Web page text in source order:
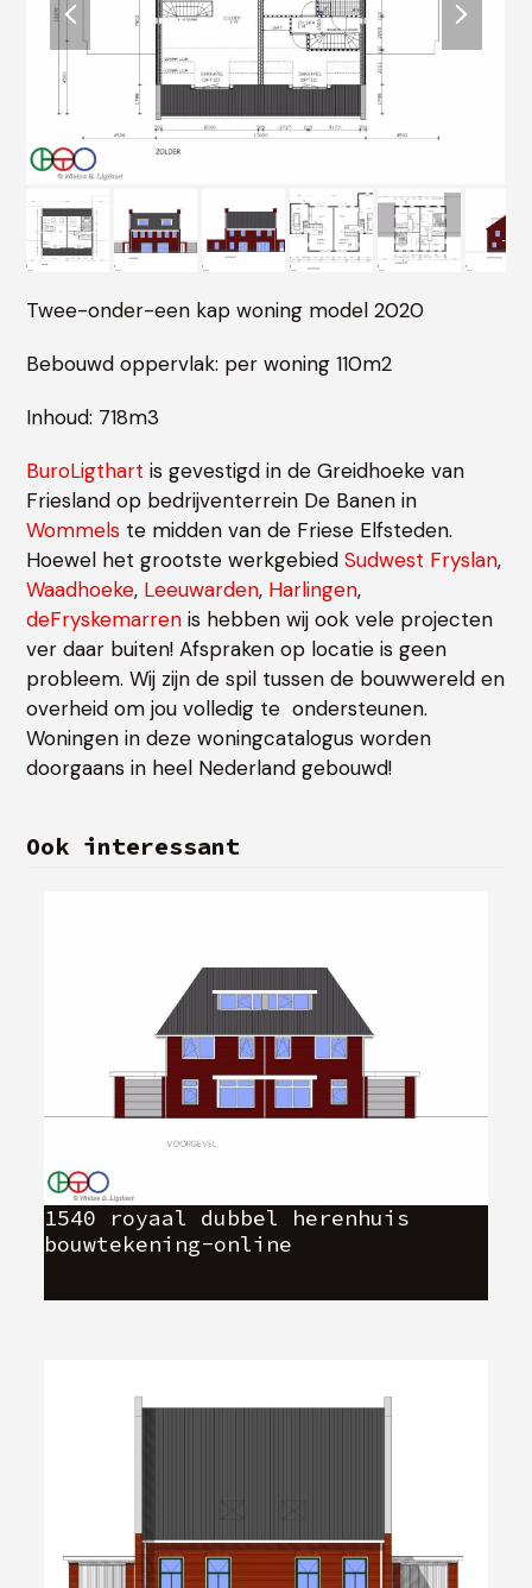
slide
slide
Twee-onder-een kap woning model 2020
Bebouwd oppervlak: per woning 110m2
Inhoud: 718m3
BuroLigthart is gevestigd in de Greidhoeke van
Friesland op bedrijventerrein De Banen in
Wommels te midden van de Friese Elfsteden.
Hoewel het grootste werkgebied Sudwest Fryslan,
Waadhoeke, Leeuwarden, Harlingen,
deFryskemarren is hebben wij ook vele projecten
ver daar buiten! Afspraken op locatie is geen
probleem. Wij zijn de spil tussen de bouwwereld en
overheid om jou volledig te ondersteunen.
Woningen in deze woningcatalogus worden
doorgaans in heel Nederland gebouwd!
Ook interessant
1540 royaal dubbel herenhuis
bouwtekening-online